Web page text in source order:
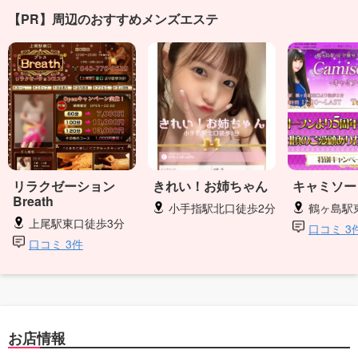
【PR】周辺のおすすめメンズエステ
リラクゼーション
Breath
上尾駅東口徒歩3分
口コミ 3件
きれい！お姉ちゃん
小手指駅北口徒歩2分
キャミソ
鶴ヶ島駅
口コミ 3
お店情報